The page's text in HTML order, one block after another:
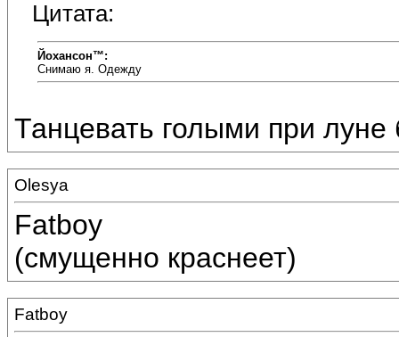
Цитата:
Йохансон™:
Снимаю я. Одежду
Танцевать голыми при луне
Olesya
Fatboy
(смущенно краснеет)
Fatboy